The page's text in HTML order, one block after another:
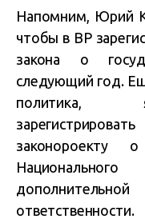
Напомним, Юрий
чтобы в ВР
закона о
следующий год.
политика,
законороекту
ответственности.